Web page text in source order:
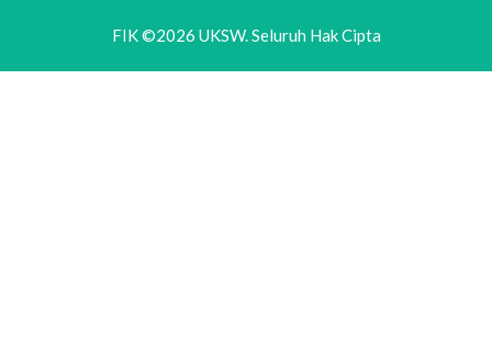
FIK ©2026 UKSW. Seluruh Hak Cipta